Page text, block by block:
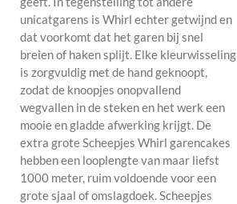
unicatgarens is Whirl echter getwijnd en
dat voorkomt dat het garen bij snel
breien of haken splijt. Elke kleurwisseling
is zorgvuldig met de hand geknoopt,
zodat de knoopjes onopvallend
wegvallen in de steken en het werk een
mooie en gladde afwerking krijgt. De
extra grote Scheepjes Whirl garencakes
hebben een looplengte van maar liefst
1000 meter, ruim voldoende voor een
grote sjaal of omslagdoek. Scheepjes